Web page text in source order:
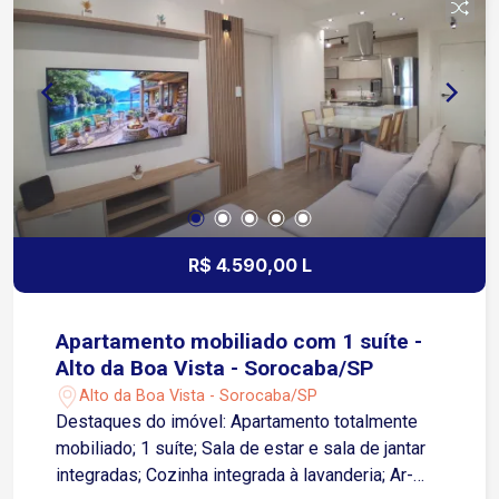
espaço; 2 vagas de garagem cobertas; Portão
eletrônico, oferecendo mais segurança e
comodidade. Dimensões: Área do terreno: 132 m²
Área construída: 127 m² Uma excelente
oportunidade para quem deseja morar com
conforto, segurança e em um imóvel com
excelente aproveitamento dos espaços. Agende
uma visita e venha conhecer seu novo lar!
R$ 4.590,00 L
Apartamento mobiliado com 1 suíte -
Alto da Boa Vista - Sorocaba/SP
Alto da Boa Vista - Sorocaba/SP
Destaques do imóvel: Apartamento totalmente
mobiliado; 1 suíte; Sala de estar e sala de jantar
integradas; Cozinha integrada à lavanderia; Ar-